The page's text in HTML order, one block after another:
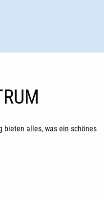
bieten alles, was ein schönes